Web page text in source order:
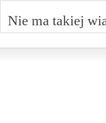
Nie ma takiej